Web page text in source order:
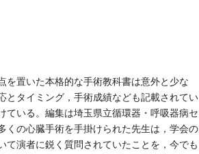
置いた本格的な手術教科書は意外と少な
とタイミング，手術成績なども記載されてい
ている。編集は埼玉県立循環器・呼吸器病セ
くの心臓手術を手掛けられた先生は，学会の
て演者に鋭く質問されていたことを，今でも